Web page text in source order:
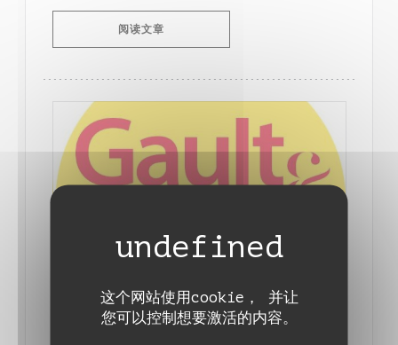
这个网站使用cookie， 并让
您可以控制想要激活的内容。
阅读文章((在新窗口中打开))
L'AVIS DU GAULT ET MILLAU